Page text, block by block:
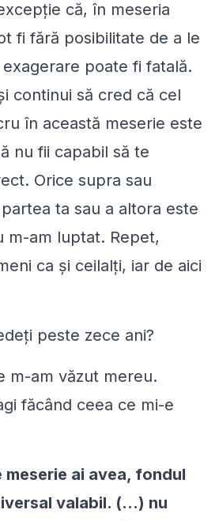
că, în meseria
fi fără posibilitate de a le
poate fi fatală.
continui să cred că cel
în această meserie este
nu fii capabil să te
Orice supra sau
ta sau a altora este
m-am luptat. Repet,
ca şi ceilalţi, iar de aici
peste zece ani?
m-am văzut mereu.
făcând ceea ce mi-e
ai avea, fondul
valabil. (...) nu